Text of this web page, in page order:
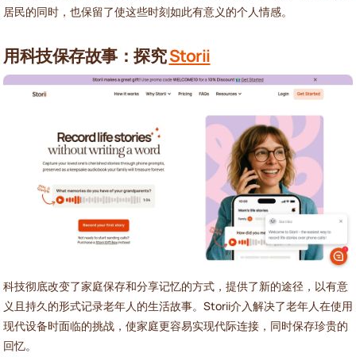
居民的同时，也保留了使这些时刻如此有意义的个人情感。
用科技保存故事：探究Storii
科技彻底改变了家庭保存和分享记忆的方式，提供了新的途径，以有意
义且持久的形式记录老年人的生活故事。Storii介入解决了老年人在使用
现代设备时面临的挑战，使家庭更容易实现代际连接，同时保存珍贵的
回忆。